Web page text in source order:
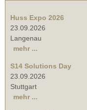
Huss Expo 2026
23.09.2026
Langenau
mehr ...
S14 Solutions Day
23.09.2026
Stuttgart
mehr ...